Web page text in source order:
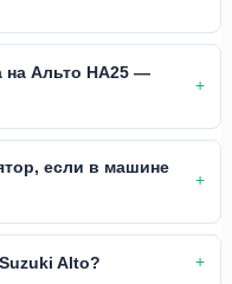
на Альто HA25 —
если в машине
Alto?